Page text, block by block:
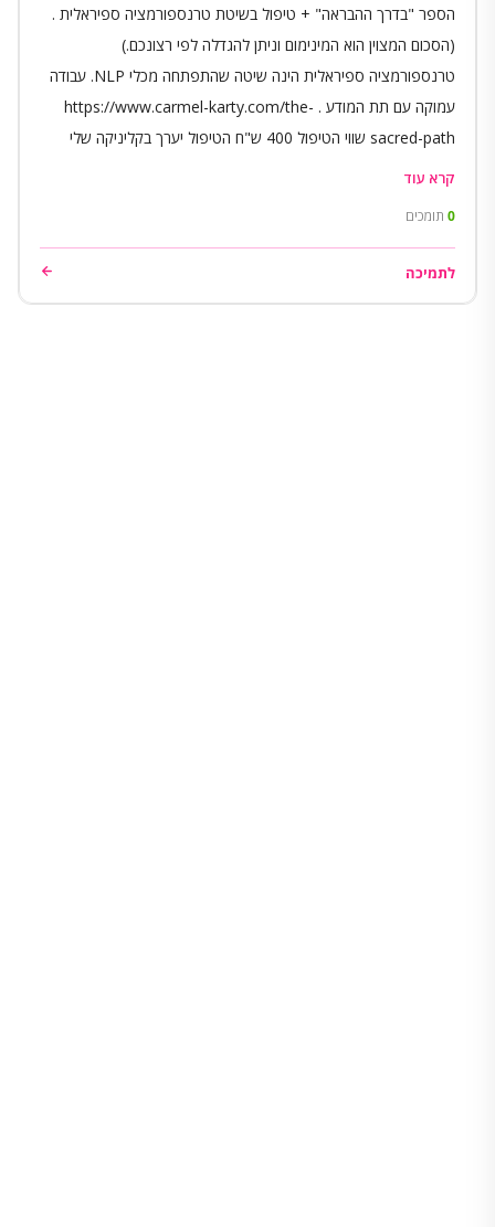
הספר "בדרך ההבראה" + טיפול בשיטת טרנספורמציה ספיראלית .
(הסכום המצוין הוא המינימום וניתן להגדלה לפי רצונכם.)
טרנספורמציה ספיראלית הינה שיטה שהתפתחה מכלי NLP. עבודה
עמוקה עם תת המודע . https://www.carmel-karty.com/the-
sacred-path שווי הטיפול 400 ש"ח הטיפול יערך בקליניקה שלי
קרא עוד
0 תומכים
לתמיכה